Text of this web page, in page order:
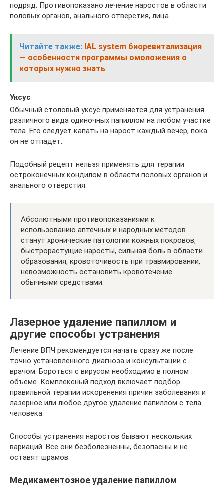
подряд. Противопоказано лечение наростов в области
половых органов, анального отверстия, лица.
Читайте также: IAL system биоревитализация
— особенности программы омоложения о
которых нужно знать
Уксус
Обычный столовый уксус применяется для устранения
различного вида одиночных папиллом на любом участке
тела. Его следует капать на нарост каждый вечер, пока
он не отпадет.
Подобный рецепт нельзя применять для терапии
остроконечных кондилом в области половых органов и
анального отверстия.
Абсолютными противопоказаниями к
использованию аптечных и народных методов
станут хронические патологии кожных покровов,
быстрорастущие наросты, сильная боль в области
образования, кровоточивость при травмировании,
невозможность остановить кровотечение
обычными средствами.
Лазерное удаление папиллом и
другие способы устранения
Лечение ВПЧ рекомендуется начать сразу же после
точно установленного диагноза и консультации с
врачом. Бороться с вирусом необходимо в полном
объеме. Комплексный подход включает подбор
правильной терапии искоренения причин заболевания и
лазерное или любое другое удаление папиллом с тела
человека.
Способы устранения наростов бывают нескольких
вариаций. Все они безболезненны, безопасны и не
оставят шрамов.
Медикаментозное удаление папиллом